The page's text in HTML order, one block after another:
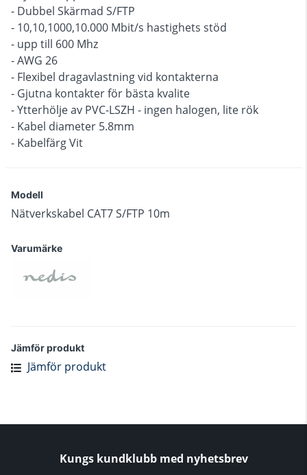
- Dubbel Skärmad S/FTP
- 10,10,1000,10.000 Mbit/s hastighets stöd
- upp till 600 Mhz
- AWG 26
- Flexibel dragavlastning vid kontakterna
- Gjutna kontakter för bästa kvalite
- Ytterhölje av PVC-LSZH - ingen halogen, lite rök
- Kabel diameter 5.8mm
- Kabelfärg Vit
Modell
Nätverkskabel CAT7 S/FTP 10m
Varumärke
Jämför produkt
Jämför produkt
Kungs kundklubb med nyhetsbrev